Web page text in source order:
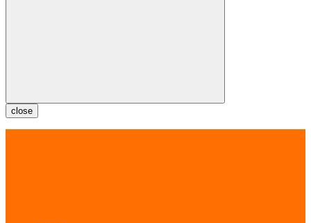
close